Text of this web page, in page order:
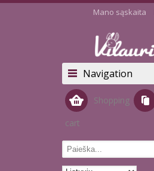
Mano sąskaita
Navigation
Shopping
cart